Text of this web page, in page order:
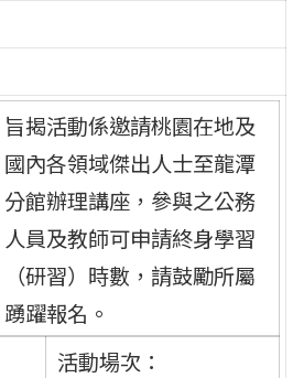
旨揭活動係邀請桃園在地及
國內各領域傑出人士至龍潭
分館辦理講座，參與之公務
人員及教師可申請終身學習
（研習）時數，請鼓勵所屬
踴躍報名。
活動場次：